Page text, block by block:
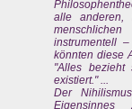
alle anderen,
instrumentell
könnten diese
"Alles
existiert." ...
Der